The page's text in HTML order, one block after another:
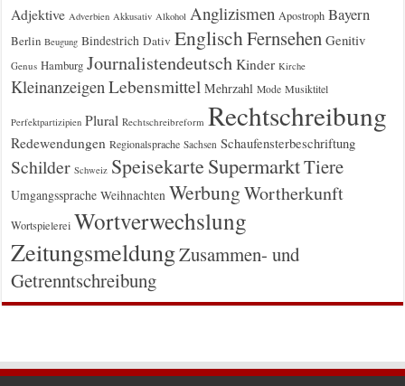
Adjektive Adverbien Akkusativ Alkohol Anglizismen Apostroph Bayern
Berlin Beugung Bindestrich Dativ EnglischFernsehen Genitiv
Genus Hamburg Journalistendeutsch Kinder Kirche
Kleinanzeigen Lebensmittel Mehrzahl Mode Musiktitel
Perfektpartizipien Plural Rechtschreibreform Rechtschreibung
Redewendungen Regionalsprache Sachsen Schaufensterbeschriftung
Schilder Schweiz Speisekarte SupermarktTiere
Umgangssprache Weihnachten WerbungWortherkunft
Wortspielerei Wortverwechslung
ZeitungsmeldungZusammen- und
Getrenntschreibung